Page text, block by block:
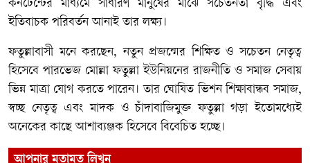
কনটেন্টের মাধ্যমে সাধারণ মানুষের মাঝে সচেতনতা বৃদ্ধি এবং
ইতিবাচক পরিবর্তন আনাই তার লক্ষ্য।
ফতুল্লাবাসী মনে করছেন, নতুন প্রজন্মের শিক্ষিত ও সচেতন নেতৃত্ব
হিসেবে পারভেজ মোল্লা ফতুল্লা ইউনিয়নের রাজনীতি ও সমাজ সেবায়
ভিন্ন মাত্রা যোগ করতে পারেন। তার ঘোষিত ভিশন শিক্ষাবান্ধব সমাজ,
স্বচ্ছ নেতৃত্ব এবং মাদক ও চাঁদাবাজিমুক্ত ফতুল্লা গড়া ইতোমধ্যেই
অনেকের কাছে আশাব্যঞ্জক হিসেবে বিবেচিত হচ্ছে।
আপনার মতামত লিখুন